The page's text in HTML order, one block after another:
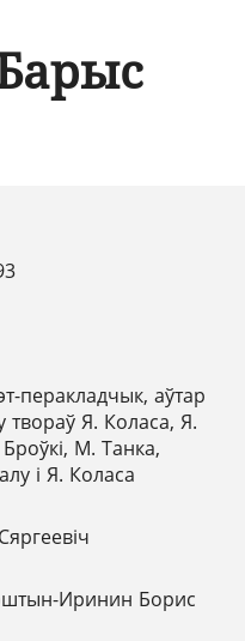
перакладчык, аўтар
твораў Я. Коласа, Я.
М. Танка,
і Я. Коласа
Иринин Борис